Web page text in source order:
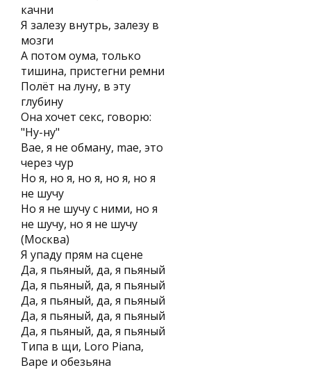
качни
Я залезу внутрь, залезу в
мозги
А потом оума, только
тишина, пристегни ремни
Полёт на луну, в эту
глубину
Она хочет секс, говорю:
"Ну-ну"
Bae, я не обману, mae, это
через чур
Но я, но я, но я, но я, но я
не шучу
Но я не шучу с ними, но я
не шучу, но я не шучу
(Москва)
Я упаду прям на сцене
Да, я пьяный, да, я пьяный
Да, я пьяный, да, я пьяный
Да, я пьяный, да, я пьяный
Да, я пьяный, да, я пьяный
Да, я пьяный, да, я пьяный
Типа в щи, Loro Piana,
Bape и обезьяна